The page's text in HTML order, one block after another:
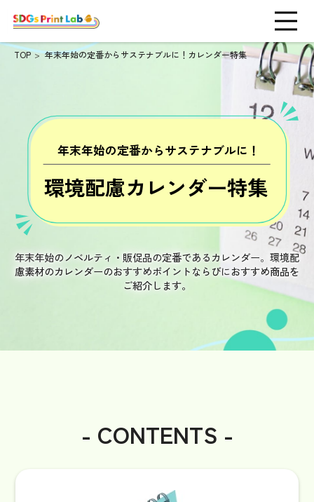
TOP 年末年始の定番からサステナブルに！カレンダー特集
年末年始の定番からサステナブルに！
環境配慮カレンダー特集
年末年始のノベルティ・販促品の定番であるカレンダー。 環境配
慮素材のカレンダーのおすすめポイントならびにおすすめ商品を
ご紹介します。
- CONTENTS -